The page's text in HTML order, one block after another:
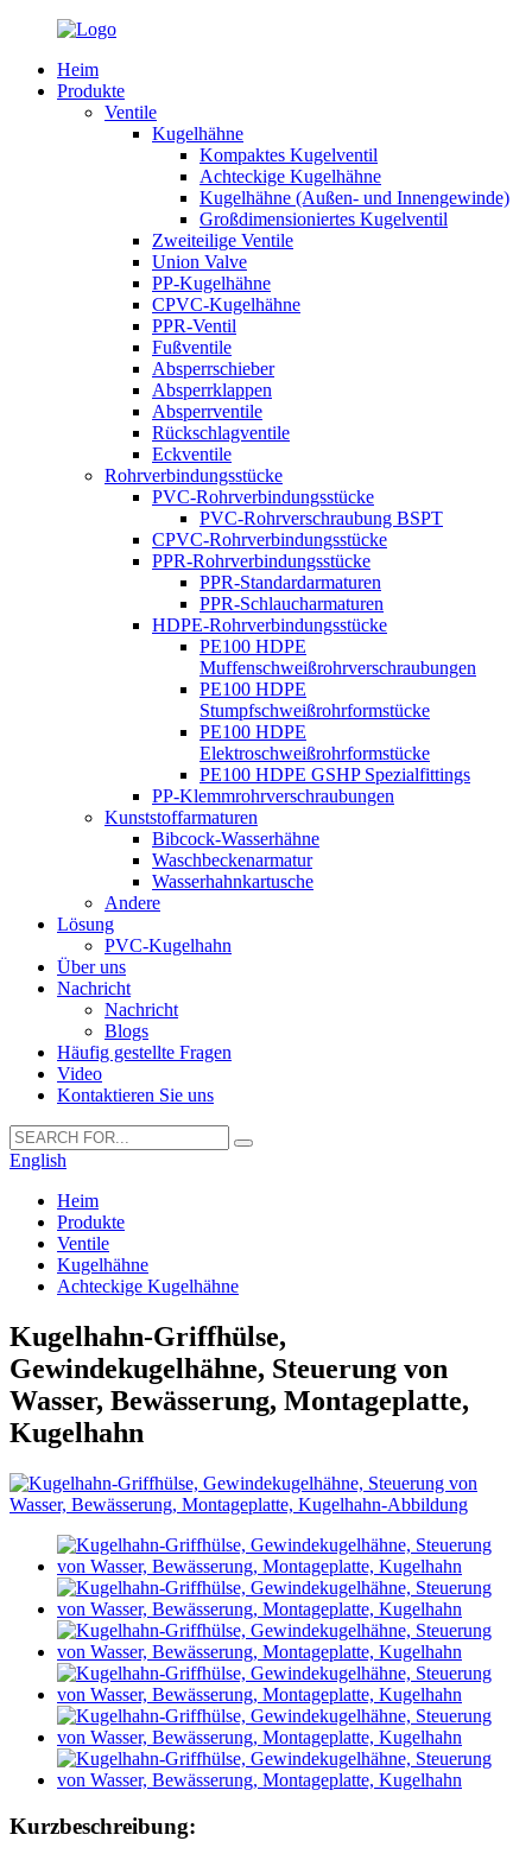
Heim
Produkte
Ventile
Kugelhähne
Kompaktes Kugelventil
Achteckige Kugelhähne
Kugelhähne (Außen- und Innengewinde)
Großdimensioniertes Kugelventil
Zweiteilige Ventile
Union Valve
PP-Kugelhähne
CPVC-Kugelhähne
PPR-Ventil
Fußventile
Absperrschieber
Absperrklappen
Absperrventile
Rückschlagventile
Eckventile
Rohrverbindungsstücke
PVC-Rohrverbindungsstücke
PVC-Rohrverschraubung BSPT
CPVC-Rohrverbindungsstücke
PPR-Rohrverbindungsstücke
PPR-Standardarmaturen
PPR-Schlaucharmaturen
HDPE-Rohrverbindungsstücke
PE100 HDPE
Muffenschweißrohrverschraubungen
PE100 HDPE
Stumpfschweißrohrformstücke
PE100 HDPE
Elektroschweißrohrformstücke
PE100 HDPE GSHP Spezialfittings
PP-Klemmrohrverschraubungen
Kunststoffarmaturen
Bibcock-Wasserhähne
Waschbeckenarmatur
Wasserhahnkartusche
Andere
Lösung
PVC-Kugelhahn
Über uns
Nachricht
Nachricht
Blogs
Häufig gestellte Fragen
Video
Kontaktieren Sie uns
English
Heim
Produkte
Ventile
Kugelhähne
Achteckige Kugelhähne
Kugelhahn-Griffhülse,
Gewindekugelhähne, Steuerung von
Wasser, Bewässerung, Montageplatte,
Kugelhahn
Kurzbeschreibung: